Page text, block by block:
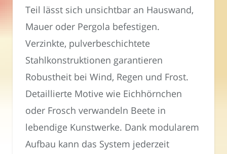
Teil lässt sich unsichtbar an Hauswand,
Mauer oder Pergola befestigen.
Verzinkte, pulverbeschichtete
Stahlkonstruktionen garantieren
Robustheit bei Wind, Regen und Frost.
Detaillierte Motive wie Eichhörnchen
oder Frosch verwandeln Beete in
lebendige Kunstwerke. Dank modularem
Aufbau kann das System jederzeit